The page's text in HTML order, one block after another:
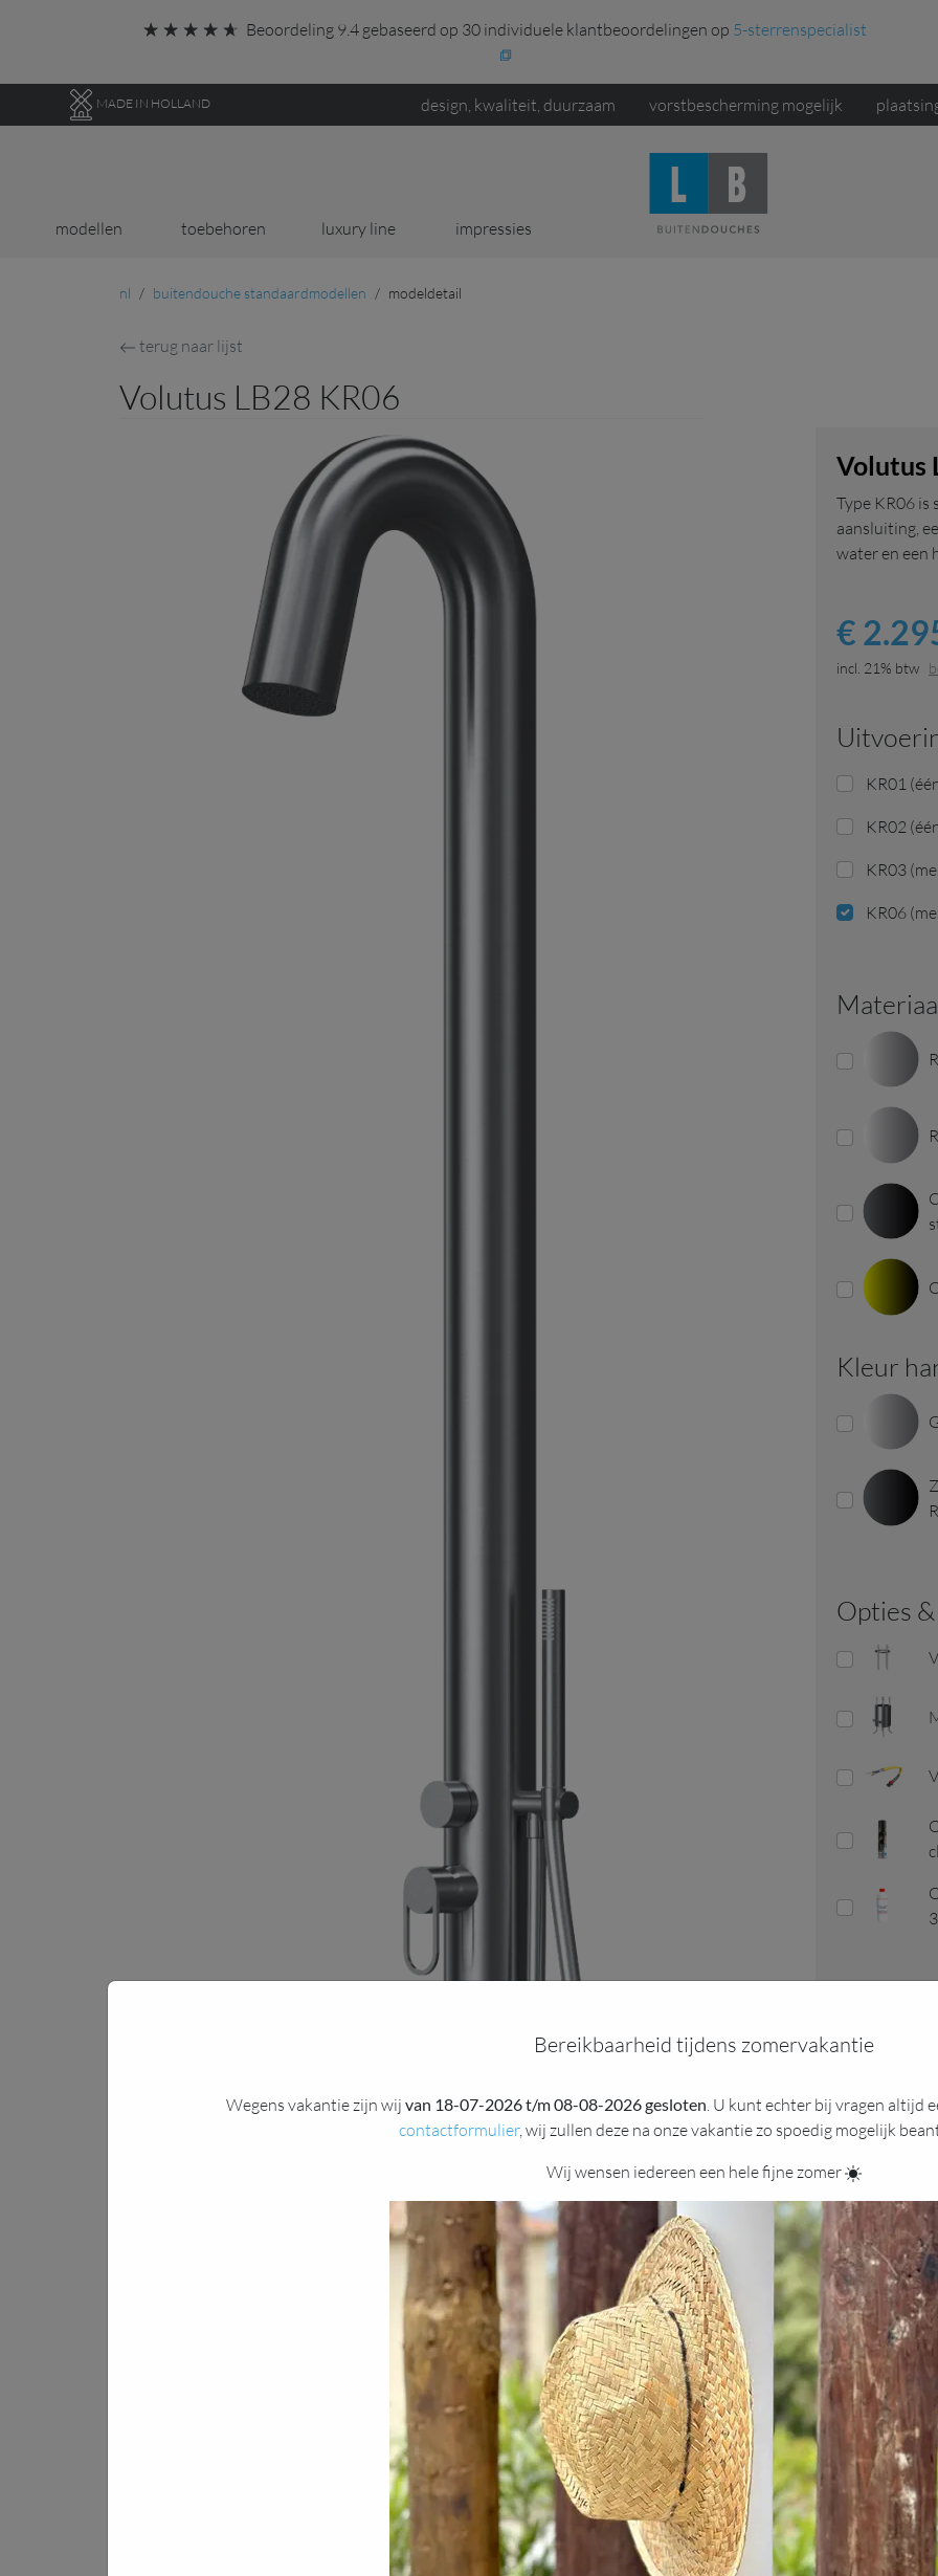
Bereikbaarheid tijdens zomervakantie
Wegens vakantie zijn wij van 18-07-2026 t/m 08-08-2026 gesloten. U kunt echter bij vragen altijd
contactformulier, wij zullen deze na onze vakantie zo spoedig mogelijk
Wij wensen iedereen een hele fijne zomer
Beoordeling 9.4 gebaseerd op 30 individuele klantbeoordelingen op 5-sterrenspecialist
MADE IN HOLLAND design, kwaliteit, duurzaam vorstbescherming mogelijk
modellen toebehoren luxury line impressies
nl buitendouche standaardmodellen modeldetail
terug naar lijst
Volutus LB28 KR06
Volutus
Type KR06 is
aansluiting,
water en een
€
incl. 21% btw
KR01
KR02
KR03
KR06
Kleur
opties
weken